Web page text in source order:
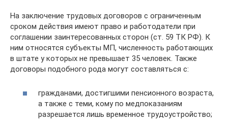
На заключение трудовых договоров с ограниченным
сроком действия имеют право и работодатели при
соглашении заинтересованных сторон (ст. 59 ТК РФ). К
ним относятся субъекты МП, численность работающих
в штате у которых не превышает 35 человек. Также
договоры подобного рода могут составляться с:
гражданами, достигшими пенсионного возраста,
а также с теми, кому по медпоказаниям
разрешается лишь временное трудоустройство;